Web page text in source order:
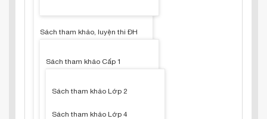
Sách tham khảo, luyện thi ĐH
Sách tham khảo Cấp 1
Sách tham khảo Lớp 2
Sách tham khảo Lớp 4